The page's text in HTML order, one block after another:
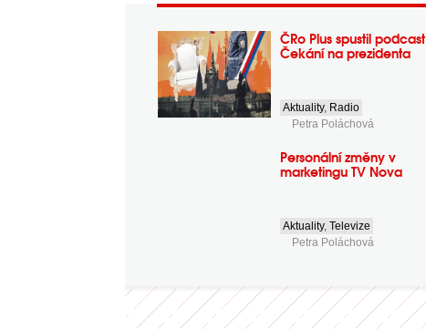
ČRo Plus spustil podcast
Čekání na prezidenta
Aktuality, Radio
Petra Poláchová
Personální změny v
marketingu TV Nova
Aktuality,Televize
Petra Poláchová